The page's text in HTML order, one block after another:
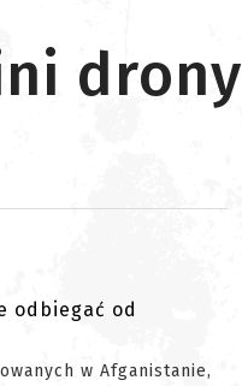
drony
odbiegać od
w Afganistanie,